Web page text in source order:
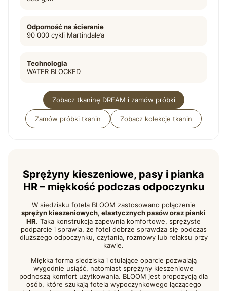
Odporność na ścieranie
90 000 cykli Martindale’a
Technologia
WATER BLOCKED
Zobacz tkaninę DREAM i zamów próbki
Zamów próbki tkanin Zobacz kolekcje tkanin
Sprężyny kieszeniowe, pasy i pianka
HR – miękkość podczas odpoczynku
W siedzisku fotela BLOOM zastosowano połączenie
sprężyn kieszeniowych, elastycznych pasów oraz pianki
HR. Taka konstrukcja zapewnia komfortowe, sprężyste
podparcie i sprawia, że fotel dobrze sprawdza się podczas
dłuższego odpoczynku, czytania, rozmowy lub relaksu przy
kawie.
Miękka forma siedziska i otulające oparcie pozwalają
wygodnie usiąść, natomiast sprężyny kieszeniowe
podnoszą komfort użytkowania. BLOOM jest propozycją dla
osób, które szukają fotela wypoczynkowego łączącego